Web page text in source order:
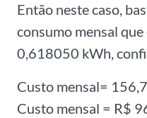
Então neste caso,
consumo mensal
0,618050 kWh,
Custo mensal=
Custo mensal = R$